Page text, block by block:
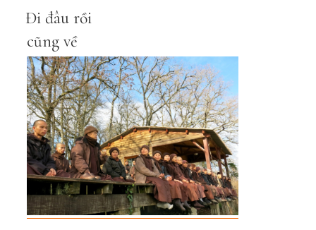
Đi đâu rồi
cũng về